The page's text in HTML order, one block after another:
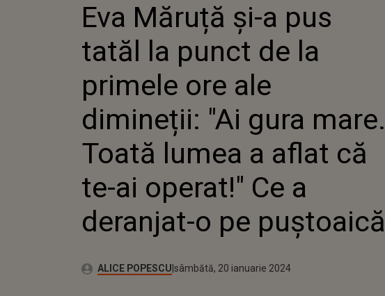
PRIMELE ORE ALE
DIMINEȚII: "AI GURA
MARE. TOATĂ LUMEA A
AFLAT CĂ TE-AI
DERANJAT-O PE
Eva Măruță și-a pus
tatăl la punct de la
primele ore ale
dimineții: "Ai gura mare.
Toată lumea a aflat că
te-ai operat!" Ce a
deranjat-o pe puștoaică
Autor:ALICE POPESCUPublicat:
vineri, 20 ianuarie 2023
Actualizat:
sâmbătă, 20 ianuarie 2024